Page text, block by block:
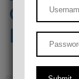
Center